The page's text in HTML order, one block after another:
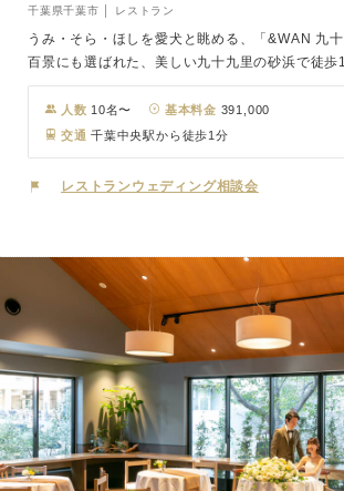
千葉県千葉市 │ レストラン
うみ・そら・ほしを愛犬と眺める、「&WAN 九
百景にも選ばれた、美しい九十九里の砂浜で徒歩
南欧風リゾートホテルです。ホテル内には、愛犬
に様々な設備やアメニティを整えております。広
ランに加え、300坪の広大な天然芝のドッグラン
で、新郎新婦だけでなく愛犬にとっても忘れら
ることでしょう。
人数 10名〜 基本料金 391,000
交通 千葉中央駅から徒歩1分
レストランウェディング相談会